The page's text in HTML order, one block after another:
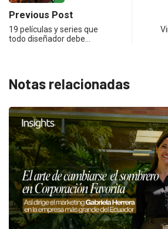
Previous Post
19 películas y series que
todo diseñador debe…
Notas relacionadas